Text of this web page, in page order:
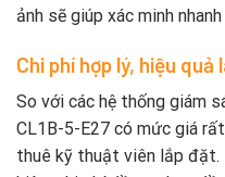
ảnh sẽ giúp xác minh nhanh
Chi phí hợp lý, hiệu quả
So với các hệ thống giám
CL1B-5-E27 có mức giá
thuê kỹ thuật viên lắp